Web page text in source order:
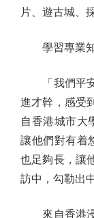
片、遊古城
學習專業知
「我們平安
進才幹，感受
自香港城市大
讓他們對有着
也足夠長，讓
訪中，勾勒出
來自香港浸